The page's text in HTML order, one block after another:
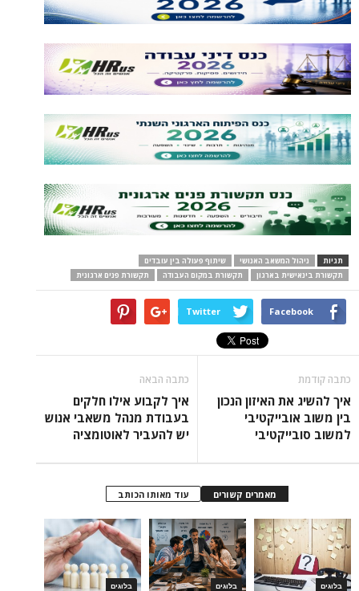
תגיות ניהול המשאב האנושי
שיתוף פעולה בין עובדים
תקשורת בינאישית בארגון
תקשורת במקום העבודה תקשורת פנים ארגונית
Facebook
Twitter
כתבה קודמת
איך להשיג את האיזון הנכון
בין משוב אובייקטיבי
למשוב סובייקטיבי
כתבה הבאה
איך לקבוע אילו חלקים
בעבודת מנהל משאבי אנוש
יש להעביר לאוטומציה
מאמרים קשורים עוד מאותו הכותב
בלוגים בלוגים בלוגים